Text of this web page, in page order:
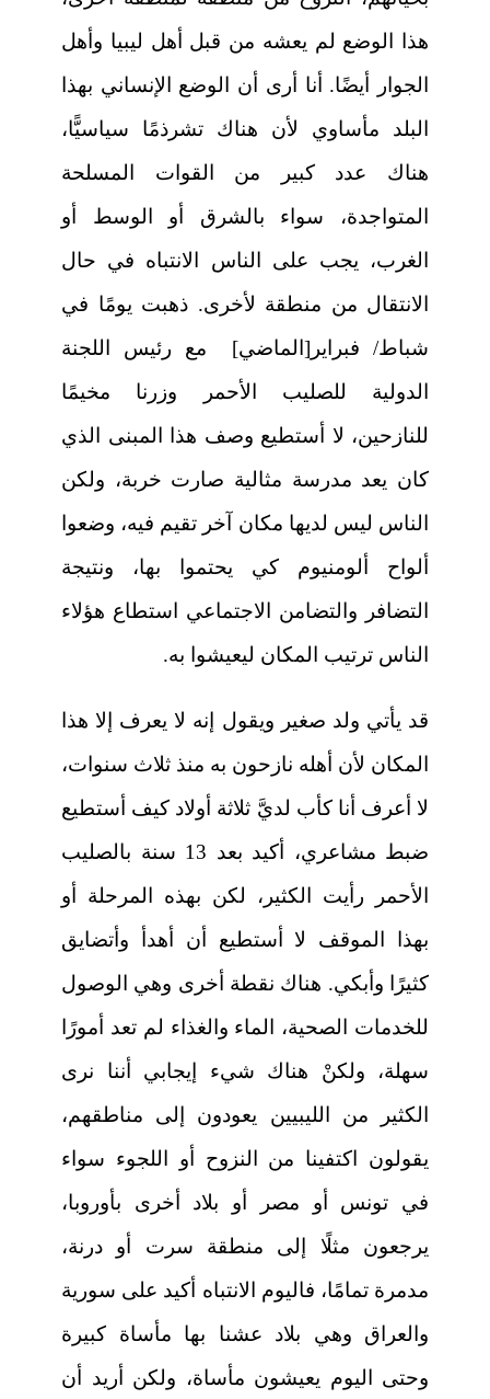
هذا الوضع لم يعشه من قبل أهل ليبيا وأهل
الجوار أيضًا. أنا أرى أن الوضع الإنساني بهذا
البلد مأساوي لأن هناك تشرذمًا سياسيًّا،
هناك عدد كبير من القوات المسلحة
المتواجدة، سواء بالشرق أو الوسط أو
الغرب، يجب على الناس الانتباه في حال
الانتقال من منطقة لأخرى. ذهبت يومًا في
شباط/ فبراير[الماضي]
مع رئيس اللجنة
الدولية للصليب الأحمر وزرنا مخيمًا
للنازحين، لا أستطيع وصف هذا المبنى الذي
كان يعد مدرسة مثالية صارت خربة، ولكن
الناس ليس لديها مكان آخر تقيم فيه، وضعوا
ألواح ألومنيوم كي يحتموا بها، ونتيجة
التضافر والتضامن الاجتماعي استطاع هؤلاء
الناس ترتيب المكان ليعيشوا به.
قد يأتي ولد صغير ويقول إنه لا يعرف إلا هذا
المكان لأن أهله نازحون به منذ ثلاث سنوات،
لا أعرف أنا كأب لديَّ ثلاثة أولاد كيف أستطيع
ضبط مشاعري، أكيد بعد 13 سنة بالصليب
الأحمر رأيت الكثير، لكن بهذه المرحلة أو
بهذا الموقف لا أستطيع أن أهدأ وأتضايق
كثيرًا وأبكي. هناك نقطة أخرى وهي الوصول
للخدمات الصحية، الماء والغذاء لم تعد أمورًا
سهلة، ولكنْ هناك شيء إيجابي أننا نرى
الكثير من الليبيين يعودون إلى مناطقهم،
يقولون اكتفينا من النزوح أو اللجوء سواء
في تونس أو مصر أو بلاد أخرى بأوروبا،
يرجعون مثلًا إلى منطقة سرت أو درنة،
مدمرة تمامًا، فاليوم الانتباه أكيد على سورية
والعراق وهي بلاد عشنا بها مأساة كبيرة
وحتى اليوم يعيشون مأساة، ولكن أريد أن